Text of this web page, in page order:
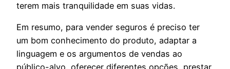
terem mais tranquilidade em suas vidas.
Em resumo, para vender seguros é preciso ter
um bom conhecimento do produto, adaptar a
linguagem e os argumentos de vendas ao